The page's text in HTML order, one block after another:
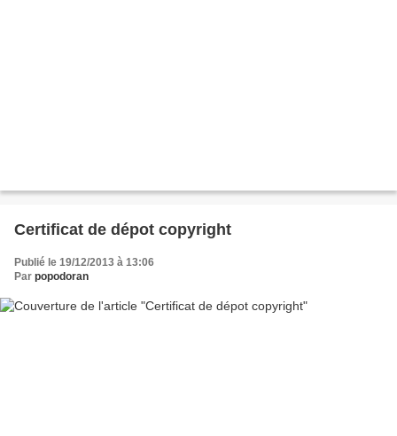
Certificat de dépot copyright
Publié le 19/12/2013 à 13:06
Par popodoran